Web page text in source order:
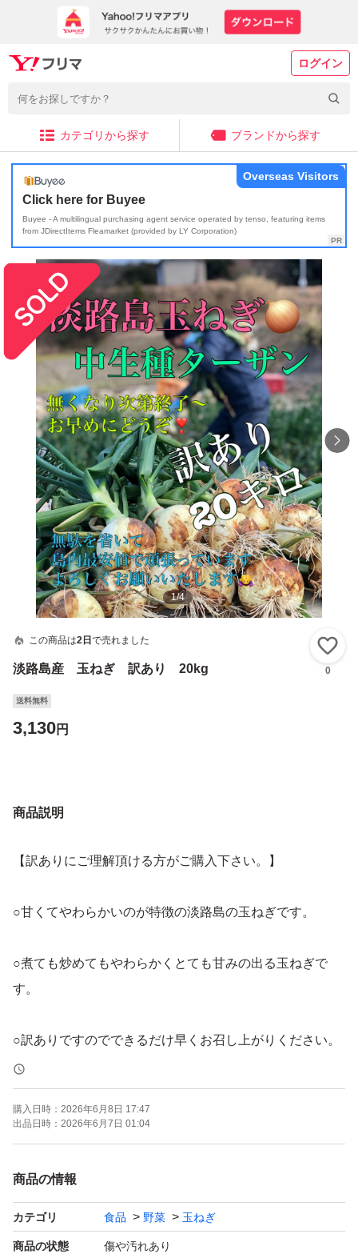
ログイン
カテゴリから探す ブランドから探す
Click here for Buyee
Buyee - A multilingual purchasing agent service operated by tenso, featuring items
from JDirectItems Fleamarket (provided by LY Corporation)
Overseas Visitors
1/4
この商品は2日 で売れました
淡路島産 玉ねぎ 訳あり 20kg 0
送料無料
3,130円
商品説明
【訳ありにご理解頂ける方がご購入下さい。】
○甘くてやわらかいのが特徴の淡路島の玉ねぎです。
○煮ても炒めてもやわらかくとても甘みの出る玉ねぎで
す。
○訳ありですのでできるだけ早くお召し上がりください。
○写真は訳ありのイメージです。その時々で大きさや形が
変わります。
するため収穫したまま（土などついたまま）になっていま
す。神経質な方は購入ご遠慮下さい。
購入日時： 2026年6月8日 17:47
出品日時： 2026年6月7日 01:04
商品の情報
カテゴリ 食品 野菜 玉ねぎ
商品の状態 傷や汚れあり